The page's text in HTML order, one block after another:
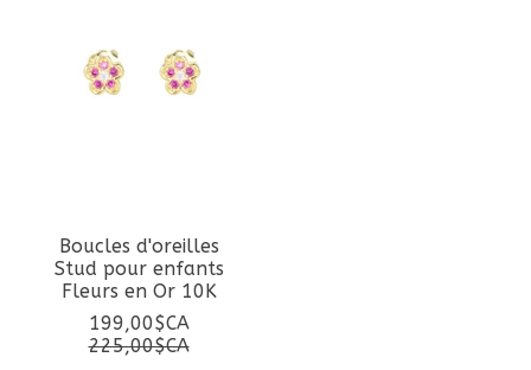
Boucles d'oreilles
Stud pour enfants
Fleurs en Or 10K
199,00$CA
225,00$CA